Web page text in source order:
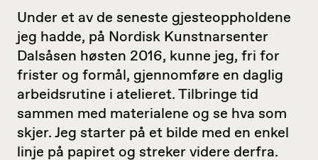
Under et av de seneste gjesteoppholdene
jeg hadde, på Nordisk Kunstnarsenter
Dalsåsen høsten 2016, kunne jeg, fri for
frister og formål, gjennomføre en daglig
arbeidsrutine i atelieret. Tilbringe tid
sammen med materialene og se hva som
skjer. Jeg starter på et bilde med en enkel
linje på papiret og streker videre derfra.